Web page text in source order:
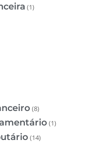
(1)
(8)
(1)
(14)